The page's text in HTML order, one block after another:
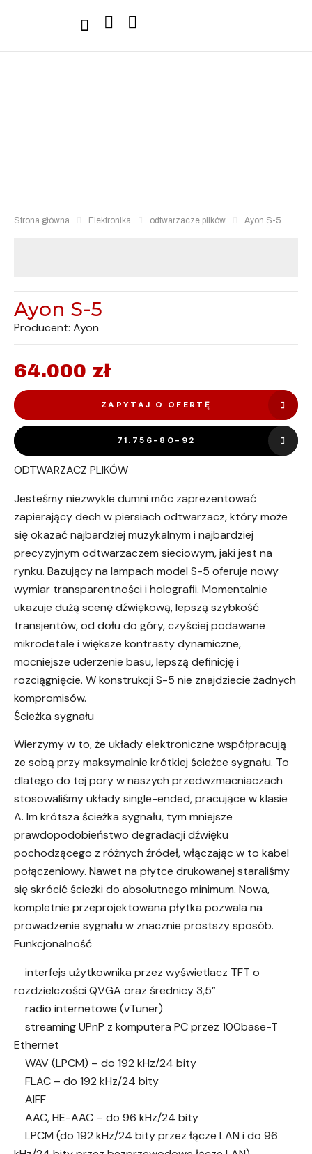
Strona główna Elektronika odtwarzacze plików Ayon S-5
Ayon S-5
Producent: Ayon
64.000 zł
ZAPYTAJ O OFERTĘ
71.756-80-92
ODTWARZACZ PLIKÓW
Jesteśmy niezwykle dumni móc zaprezentować
zapierający dech w piersiach odtwarzacz, który może
się okazać najbardziej muzykalnym i najbardziej
precyzyjnym odtwarzaczem sieciowym, jaki jest na
rynku. Bazujący na lampach model S-5 oferuje nowy
wymiar transparentności i holografii. Momentalnie
ukazuje dużą scenę dźwiękową, lepszą szybkość
transjentów, od dołu do góry, czyściej podawane
mikrodetale i większe kontrasty dynamiczne,
mocniejsze uderzenie basu, lepszą definicję i
rozciągnięcie. W konstrukcji S-5 nie znajdziecie żadnych
kompromisów.
Ścieżka sygnału
Wierzymy w to, że układy elektroniczne współpracują
ze sobą przy maksymalnie krótkiej ścieżce sygnału. To
dlatego do tej pory w naszych przedwzmacniaczach
stosowaliśmy układy single-ended, pracujące w klasie
A. Im krótsza ścieżka sygnału, tym mniejsze
prawdopodobieństwo degradacji dźwięku
pochodzącego z różnych źródeł, włączając w to kabel
połączeniowy. Nawet na płytce drukowanej staraliśmy
się skrócić ścieżki do absolutnego minimum. Nowa,
kompletnie przeprojektowana płytka pozwala na
prowadzenie sygnału w znacznie prostszy sposób.
Funkcjonalność
interfejs użytkownika przez wyświetlacz TFT o
rozdzielczości QVGA oraz średnicy 3,5”
radio internetowe (vTuner)
streaming UPnP z komputera PC przez 100base-T
Ethernet
WAV (LPCM) – do 192 kHz/24 bity
FLAC – do 192 kHz/24 bity
AIFF
AAC, HE-AAC – do 96 kHz/24 bity
LPCM (do 192 kHz/24 bity przez łącze LAN i do 96